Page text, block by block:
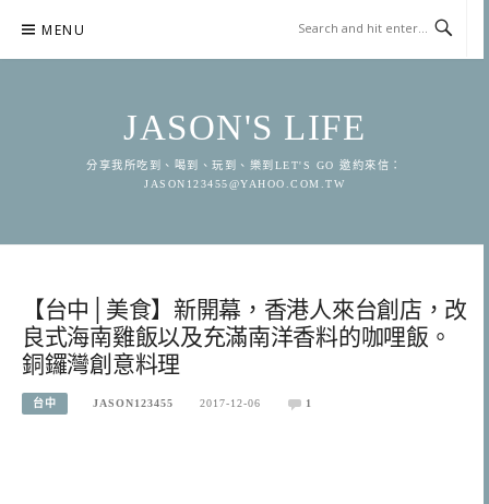
content
MENU
JASON'S LIFE
分享我所吃到、喝到、玩到、樂到LET'S GO 邀約來信：
JASON123455@YAHOO.COM.TW
【台中│美食】新開幕，香港人來台創店，改
良式海南雞飯以及充滿南洋香料的咖哩飯。
銅鑼灣創意料理
台中 JASON123455 2017-12-06 1